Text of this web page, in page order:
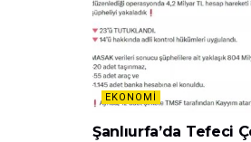
EKONOMI
Şanlıurfa’da Tefeci